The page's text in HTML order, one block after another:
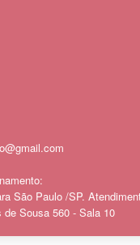
São Paulo /SP.
de Sousa 560 - Sala 10